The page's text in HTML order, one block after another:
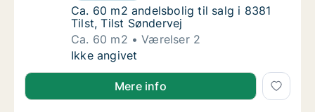
Ca. 60 m2 andelsbolig til salg i 8381 Tilst,
Ca. 60 m2 andelsbolig til salg i 8381
Tilst, Tilst Søndervej
Ca. 60 m2
Værelser 2
Ca. 60 m2 andelsbolig til salg i 8381 Tilst,
Ikke angivet
Mere info